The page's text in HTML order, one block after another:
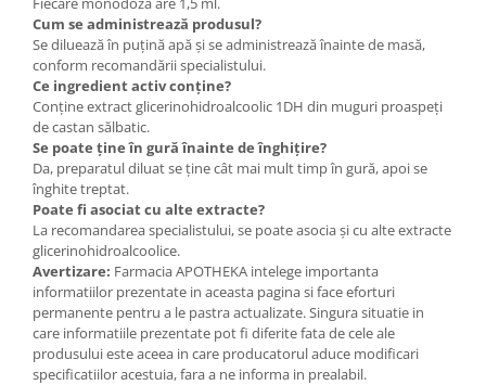
Cum se administrează produsul?
Se diluează în puțină apă și se administrează înainte de masă,
conform recomandării specialistului.
Ce ingredient activ conține?
Conține extract glicerinohidroalcoolic 1DH din muguri proaspeți
de castan sălbatic.
Se poate ține în gură înainte de înghițire?
Da, preparatul diluat se ține cât mai mult timp în gură, apoi se
înghite treptat.
Poate fi asociat cu alte extracte?
La recomandarea specialistului, se poate asocia și cu alte extracte
glicerinohidroalcoolice.
Avertizare: Farmacia APOTHEKA intelege importanta
informatiilor prezentate in aceasta pagina si face eforturi
permanente pentru a le pastra actualizate. Singura situatie in
care informatiile prezentate pot fi diferite fata de cele ale
produsului este aceea in care producatorul aduce modificari
specificatiilor acestuia, fara a ne informa in prealabil.